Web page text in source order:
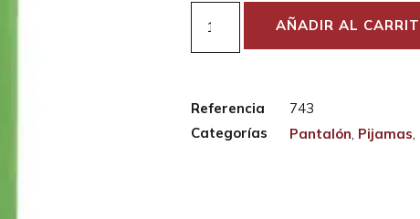
AÑADIR AL
Referencia
743
Categorías
Pantalón, Pijamas,